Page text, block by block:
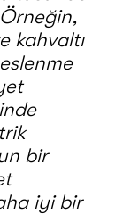
Örneğin,
kahvaltı
bir
iyi bir